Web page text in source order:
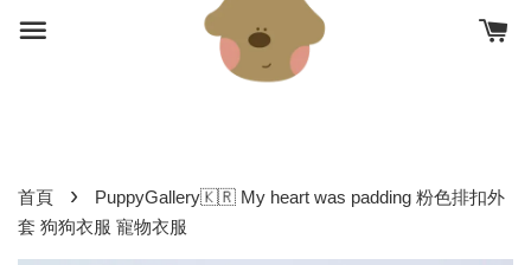
首頁 ›
PuppyGallery🇰🇷 My heart was padding 粉色排扣外
套 狗狗衣服 寵物衣服